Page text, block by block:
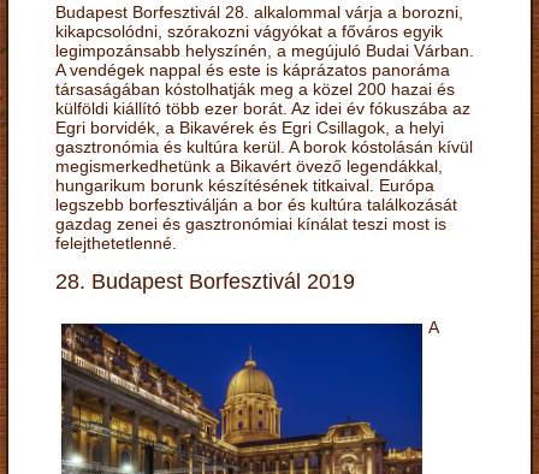
Budapest Borfesztivál 28. alkalommal várja a borozni,
kikapcsolódni, szórakozni vágyókat a főváros egyik
legimpozánsabb helyszínén, a megújuló Budai Várban.
A vendégek nappal és este is káprázatos panoráma
társaságában kóstolhatják meg a közel 200 hazai és
külföldi kiállító több ezer borát. Az idei év fókuszába az
Egri borvidék, a Bikavérek és Egri Csillagok, a helyi
gasztronómia és kultúra kerül. A borok kóstolásán kívül
megismerkedhetünk a Bikavért övező legendákkal,
hungarikum borunk készítésének titkaival. Európa
legszebb borfesztiválján a bor és kultúra találkozását
gazdag zenei és gasztronómiai kínálat teszi most is
felejthetetlenné.
28. Budapest Borfesztivál 2019
A